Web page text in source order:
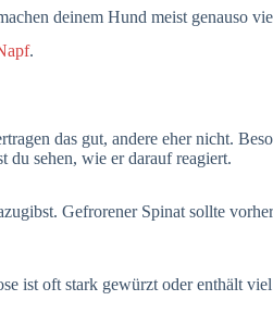
deinem Hund meist genauso
.
das gut, andere eher nicht.
du sehen, wie er darauf reagiert.
Gefrorener Spinat sollte
ist oft stark gewürzt oder enthält